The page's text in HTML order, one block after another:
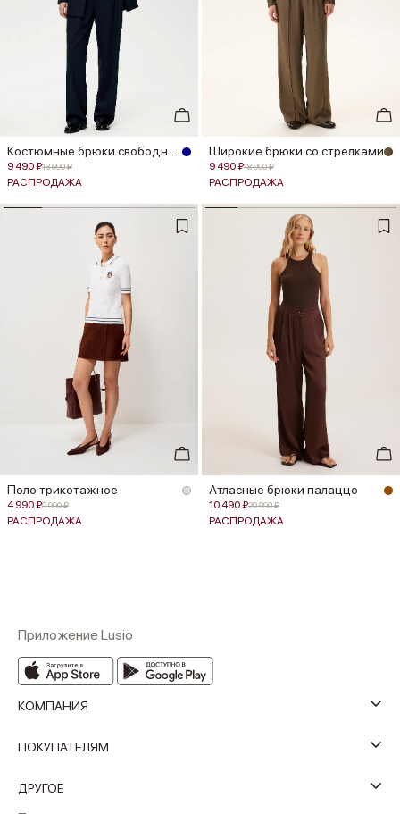
9 490 ₽18 990 ₽
РАСПРОДАЖА
Широкие брюки со стрелками
9 490 ₽18 990 ₽
РАСПРОДАЖА
Поло трикотажное
4 990 ₽9 990 ₽
РАСПРОДАЖА
Атласные брюки палаццо
10 490 ₽20 990 ₽
РАСПРОДАЖА
Приложение Lusio
КОМПАНИЯ
ПОКУПАТЕЛЯМ
ДРУГОЕ